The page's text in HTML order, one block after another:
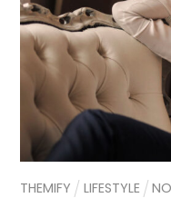
THEMIFY LIFESTYLE